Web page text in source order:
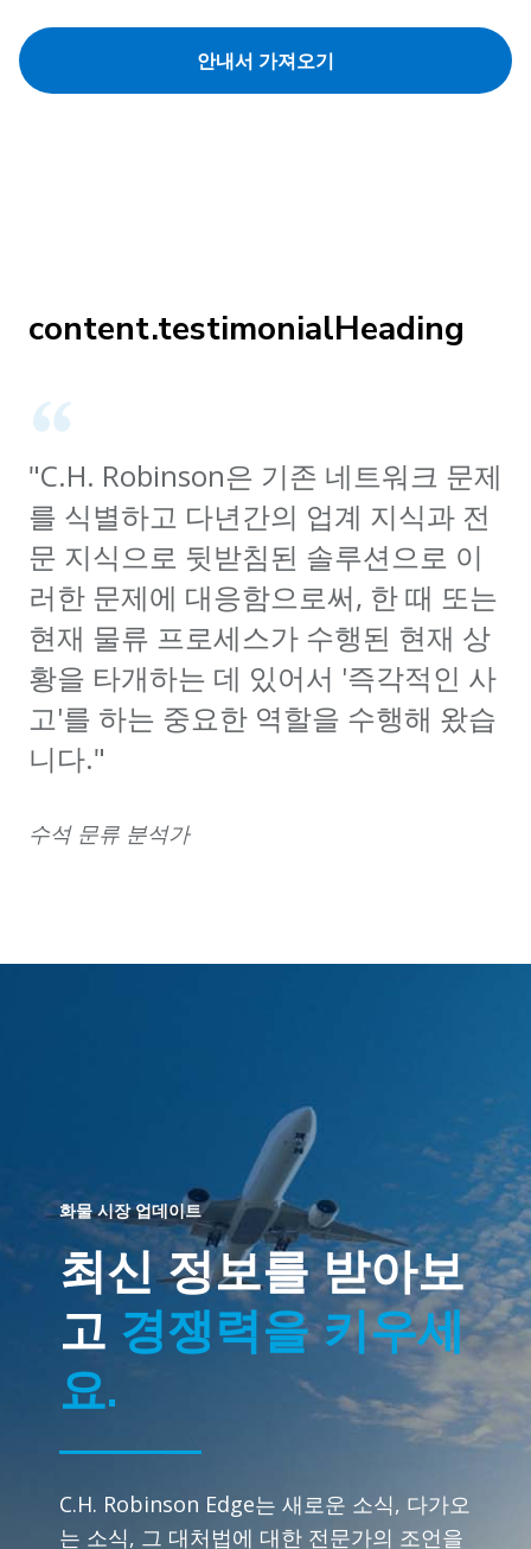
안내서 가져오기
content.testimonialHeading
"C.H. Robinson은 기존 네트워크 문제
를 식별하고 다년간의 업계 지식과 전
문 지식으로 뒷받침된 솔루션으로 이
러한 문제에 대응함으로써, 한 때 또는
현재 물류 프로세스가 수행된 현재 상
황을 타개하는 데 있어서 '즉각적인 사
고'를 하는 중요한 역할을 수행해 왔습
니다."
수석 문류 분석가
화물 시장 업데이트
최신 정보를 받아보
고 경쟁력을 키우세
요.
C.H. Robinson Edge는 새로운 소식, 다가오
는 소식, 그 대처법에 대한 전문가의 조언을